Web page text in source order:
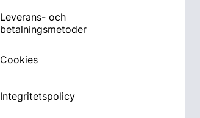
Leverans- och
betalningsmetoder
Cookies
Integritetspolicy